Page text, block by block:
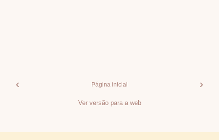
‹ ›
Página inicial
Ver versão para a web